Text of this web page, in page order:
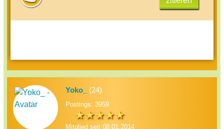
Yoko_ (24)
Postings: 3959
Mitglied seit 08.01.2014